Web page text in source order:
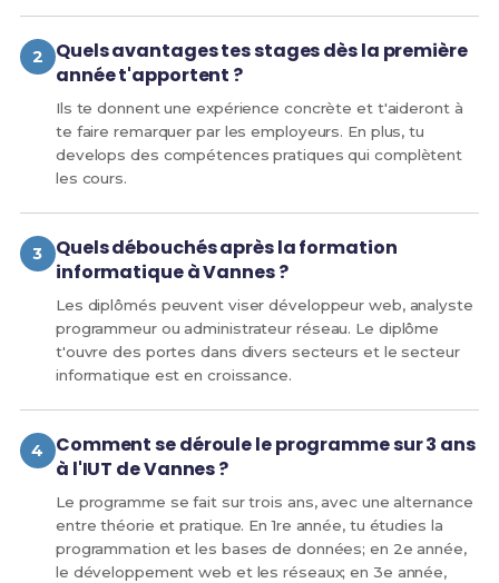
Quels avantages tes stages dès la première
année t'apportent ?
Ils te donnent une expérience concrète et t'aideront à
te faire remarquer par les employeurs. En plus, tu
develops des compétences pratiques qui complètent
les cours.
Quels débouchés après la formation
informatique à Vannes ?
Les diplômés peuvent viser développeur web, analyste
programmeur ou administrateur réseau. Le diplôme
t'ouvre des portes dans divers secteurs et le secteur
informatique est en croissance.
Comment se déroule le programme sur 3 ans
à l'IUT de Vannes ?
Le programme se fait sur trois ans, avec une alternance
entre théorie et pratique. En 1re année, tu étudies la
programmation et les bases de données; en 2e année,
le développement web et les réseaux; en 3e année,